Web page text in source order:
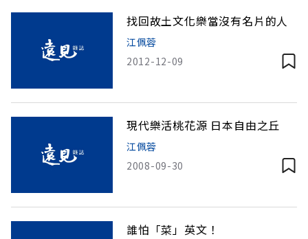
找回故土文化樂當沒有名片的人
江佩蓉
2012-12-09
現代樂活桃花源 日本自由之丘
江佩蓉
2008-09-30
誰怕「菜」英文！